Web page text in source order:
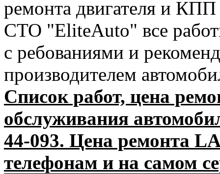
ремонта двигателя и
СТО "EliteAuto" все
с ребованиями и
производителем
Список работ, цена
обслуживания
44-093. Цена ремонта
телефонам и на самом